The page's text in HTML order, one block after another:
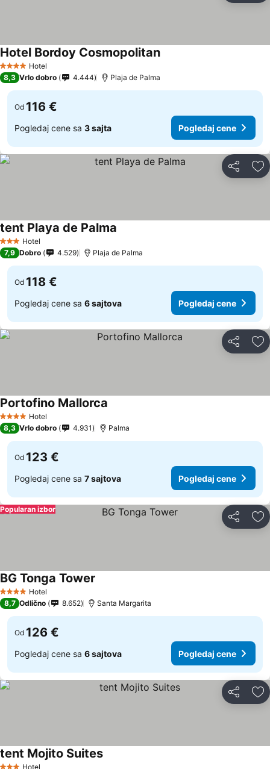
4 ZvezdiceHotel
Hotel Bordoy Cosmopolitan
8,3 Vrlo dobro 4.444 Plaja de Palma
Od 116 €
Pogledaj cene sa 3 sajta Pogledaj cene
Deli
3 Zvezdice
Hotel
tent Playa de Palma
7,9 Dobro 4.529 Plaja de Palma
Od 118 €
Pogledaj cene sa 6 sajtova Pogledaj cene
Deli
4 ZvezdiceHotel
Portofino Mallorca
8,3 Vrlo dobro 4.931 Palma
Od 123 €
Pogledaj cene sa 7 sajtova Pogledaj cene
Deli
Popularan izbor
4 ZvezdiceHotel
BG Tonga Tower
8,7 Odlično 8.652 Santa Margarita
Od 126 €
Pogledaj cene sa 6 sajtova Pogledaj cene
Deli
Hotel
tent Mojito Suites